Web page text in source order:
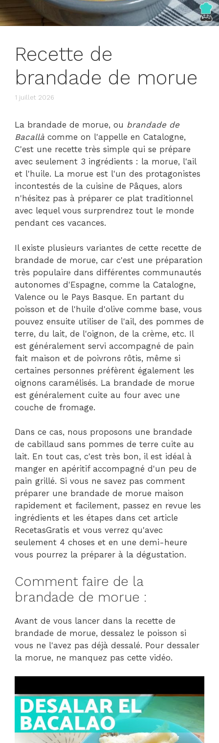
Recette de
brandade de morue
1 juillet 2026
La brandade de morue, ou brandade de
Bacallà comme on l'appelle en Catalogne,
C'est une recette très simple qui se prépare
avec seulement 3 ingrédients : la morue, l'ail
et l'huile. La morue est l'un des protagonistes
incontestés de la cuisine de Pâques, alors
n'hésitez pas à préparer ce plat traditionnel
avec lequel vous surprendrez tout le monde
pendant ces vacances.
Il existe plusieurs variantes de cette recette de
brandade de morue, car c'est une préparation
très populaire dans différentes communautés
autonomes d'Espagne, comme la Catalogne,
Valence ou le Pays Basque. En partant du
poisson et de l'huile d'olive comme base, vous
pouvez ensuite utiliser de l'ail, des pommes de
terre, du lait, de l'oignon, de la crème, etc. Il
est généralement servi accompagné de pain
fait maison et de poivrons rôtis, même si
certaines personnes préfèrent également les
oignons caramélisés. La brandade de morue
est généralement cuite au four avec une
couche de fromage.
Dans ce cas, nous proposons une brandade
de cabillaud sans pommes de terre cuite au
lait. En tout cas, c'est très bon, il est idéal à
manger en apéritif accompagné d'un peu de
pain grillé. Si vous ne savez pas comment
préparer une brandade de morue maison
rapidement et facilement, passez en revue les
ingrédients et les étapes dans cet article
RecetasGratis et vous verrez qu'avec
seulement 4 choses et en une demi-heure
vous pourrez la préparer à la dégustation.
Comment faire de la
brandade de morue :
Avant de vous lancer dans la recette de
brandade de morue, dessalez le poisson si
vous ne l'avez pas déjà dessalé. Pour dessaler
la morue, ne manquez pas cette vidéo.